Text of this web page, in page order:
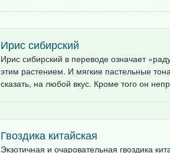
Ирис сибирский
Ирис сибирский в переводе означает
этим растением. И мягкие пастельные
сказать, на любой вкус. Кроме того он
Гвоздика китайская
Экзотичная и очаровательная гвоздика